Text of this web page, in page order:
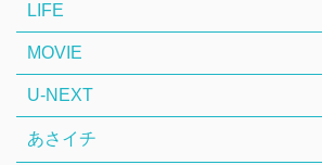
LIFE
MOVIE
U-NEXT
あさイチ